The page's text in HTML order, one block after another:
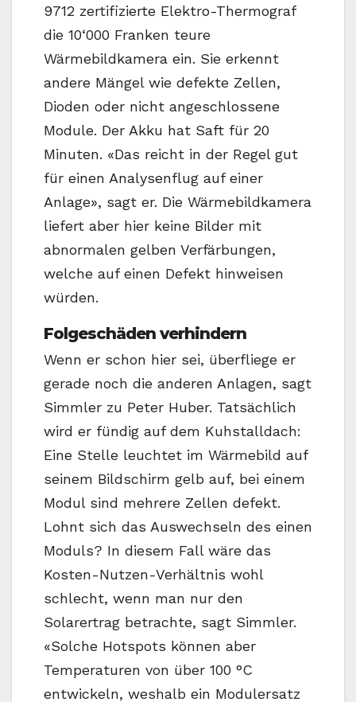
9712 zertifizierte Elektro-Thermograf
die 10‘000 Franken teure
Wärmebildkamera ein. Sie erkennt
andere Mängel wie defekte Zellen,
Dioden oder nicht angeschlossene
Module. Der Akku hat Saft für 20
Minuten. «Das reicht in der Regel gut
für einen Analysenflug auf einer
Anlage», sagt er. Die Wärmebildkamera
liefert aber hier keine Bilder mit
abnormalen gelben Verfärbungen,
welche auf einen Defekt hinweisen
würden.
Folgeschäden verhindern
Wenn er schon hier sei, überfliege er
gerade noch die anderen Anlagen, sagt
Simmler zu Peter Huber. Tatsächlich
wird er fündig auf dem Kuhstalldach:
Eine Stelle leuchtet im Wärmebild auf
seinem Bildschirm gelb auf, bei einem
Modul sind mehrere Zellen defekt.
Lohnt sich das Auswechseln des einen
Moduls? In diesem Fall wäre das
Kosten-Nutzen-Verhältnis wohl
schlecht, wenn man nur den
Solarertrag betrachte, sagt Simmler.
«Solche Hotspots können aber
Temperaturen von über 100 °C
entwickeln, weshalb ein Modulersatz